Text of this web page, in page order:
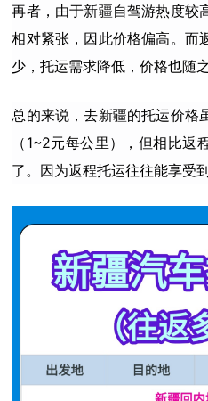
再者，由于新疆自驾游热度较
相对紧张，因此价格偏高。而
少，托运需求降低，价格也随之
总的来说，去新疆的托运价格
（1~2元每公里），但相比
了。因为返程托运往往能享受